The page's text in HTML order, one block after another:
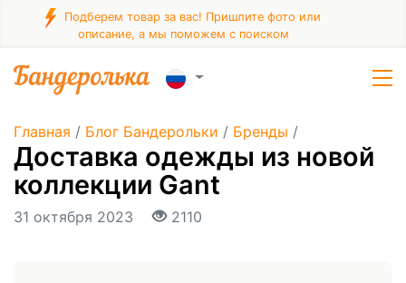
Подберем товар за вас! Пришлите фото или
описание, а мы поможем с поиском
Главная / Блог Бандерольки / Бренды /
Доставка одежды из новой
коллекции Gant
31 октября 2023 2110